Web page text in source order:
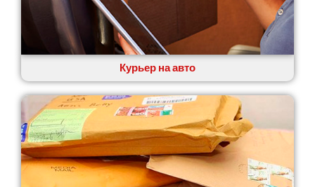
Курьер на авто